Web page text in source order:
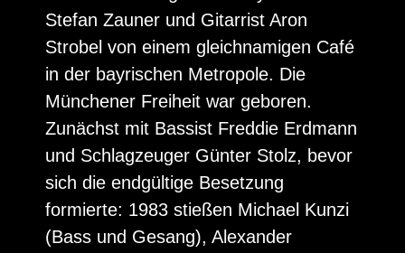
Stefan Zauner und Gitarrist Aron
Strobel von einem gleichnamigen Café
in der bayrischen Metropole. Die
Münchener Freiheit war geboren.
Zunächst mit Bassist Freddie Erdmann
und Schlagzeuger Günter Stolz, bevor
sich die endgültige Besetzung
formierte: 1983 stießen Michael Kunzi
(Bass und Gesang), Alexander